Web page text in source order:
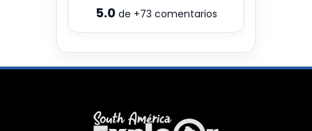
5.0de +73 comentarios